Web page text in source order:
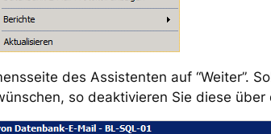
des Assistenten auf “Weiter”.
so deaktivieren Sie diese über